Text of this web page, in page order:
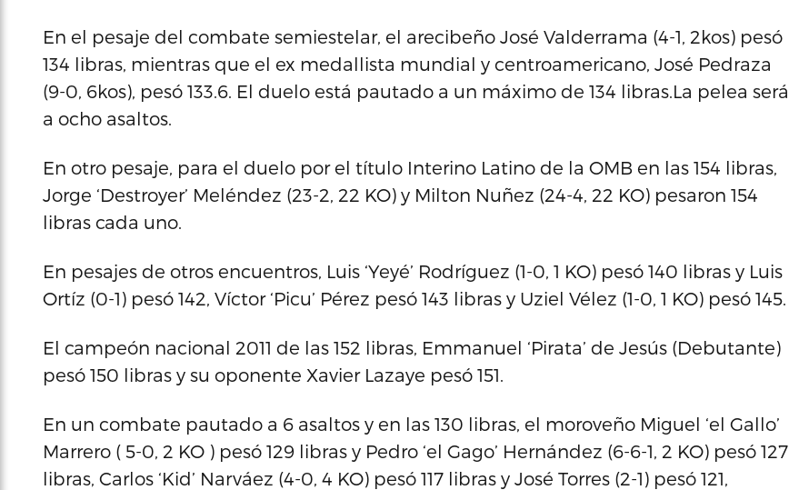
En el pesaje del combate semiestelar, el arecibeño José Valderrama (4-1, 2kos) pesó
134 libras, mientras que el ex medallista mundial y centroamericano, José Pedraza
(9-0, 6kos), pesó 133.6. El duelo está pautado a un máximo de 134 libras.La pelea será
a ocho asaltos.
En otro pesaje, para el duelo por el título Interino Latino de la OMB en las 154 libras,
Jorge ‘Destroyer’ Meléndez (23-2, 22 KO) y Milton Nuñez (24-4, 22 KO) pesaron 154
libras cada uno.
En pesajes de otros encuentros, Luis ‘Yeyé’ Rodríguez (1-0, 1 KO) pesó 140 libras y Luis
Ortíz (0-1) pesó 142, Víctor ‘Picu’ Pérez pesó 143 libras y Uziel Vélez (1-0, 1 KO) pesó 145.
El campeón nacional 2011 de las 152 libras, Emmanuel ‘Pirata’ de Jesús (Debutante)
pesó 150 libras y su oponente Xavier Lazaye pesó 151.
En un combate pautado a 6 asaltos y en las 130 libras, el moroveño Miguel ‘el Gallo’
Marrero ( 5-0, 2 KO ) pesó 129 libras y Pedro ‘el Gago’ Hernández (6-6-1, 2 KO) pesó 127
libras, Carlos ‘Kid’ Narváez (4-0, 4 KO) pesó 117 libras y José Torres (2-1) pesó 121,